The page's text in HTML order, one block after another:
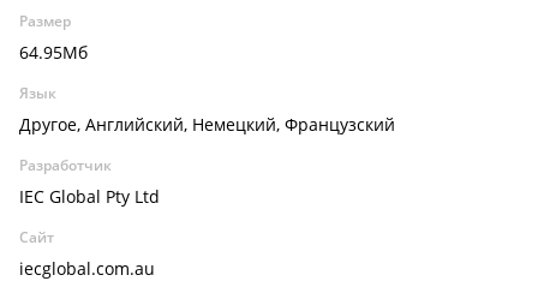
Размер
64.95Мб
Язык
Другое, Английский, Немецкий, Французский
Разработчик
IEC Global Pty Ltd
Сайт
iecglobal.com.au